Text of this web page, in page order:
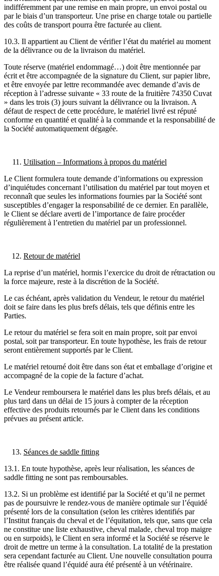
indifféremment par une remise en main propre, un envoi postal ou
par le biais d’un transporteur. Une prise en charge totale ou partielle
des coûts de transport pourra être facturée au client.
10.3. Il appartient au Client de vérifier l’état du matériel au moment
de la délivrance ou de la livraison du matériel.
Toute réserve (matériel endommagé…) doit être mentionnée par
écrit et être accompagnée de la signature du Client, sur papier libre,
et être envoyée par lettre recommandée avec demande d’avis de
réception à l’adresse suivante « 33 route de la fruitière 74350 Cuvat
» dans les trois (3) jours suivant la délivrance ou la livraison. A
défaut de respect de cette procédure, le matériel livré est réputé
conforme en quantité et qualité à la commande et la responsabilité de
la Société automatiquement dégagée.
Utilisation – Informations à propos du matériel
Le Client formulera toute demande d’informations ou expression
d’inquiétudes concernant l’utilisation du matériel par tout moyen et
reconnaît que seules les informations fournies par la Société sont
susceptibles d’engager la responsabilité de ce dernier. En parallèle,
le Client se déclare averti de l’importance de faire procéder
régulièrement à l’entretien du matériel par un professionnel.
Retour de matériel
La reprise d’un matériel, hormis l’exercice du droit de rétractation ou
la force majeure, reste à la discrétion de la Société.
Le cas échéant, après validation du Vendeur, le retour du matériel
doit se faire dans les plus brefs délais, tels que définis entre les
Parties.
Le retour du matériel se fera soit en main propre, soit par envoi
postal, soit par transporteur. En toute hypothèse, les frais de retour
seront entièrement supportés par le Client.
Le matériel retourné doit être dans son état et emballage d’origine et
accompagné de la copie de la facture d’achat.
Le Vendeur remboursera le matériel dans les plus brefs délais, et au
plus tard dans un délai de 15 jours à compter de la réception
effective des produits retournés par le Client dans les conditions
prévues au présent article.
Séances de saddle fitting
13.1. En toute hypothèse, après leur réalisation, les séances de
saddle fitting ne sont pas remboursables.
13.2. Si un problème est identifié par la Société et qu’il ne permet
pas de poursuivre le rendez-vous de manière optimale sur l’équidé
présenté lors de la consultation (selon les critères identifiés par
l’Institut français du cheval et de l’équitation, tels que, sans que cela
ne constitue une liste exhaustive, cheval malade, cheval trop maigre
ou en surpoids), le Client en sera informé et la Société se réserve le
droit de mettre un terme à la consultation. La totalité de la prestation
sera cependant facturée au Client. Une nouvelle consultation pourra
être réalisée quand l’équidé aura été présenté à un vétérinaire.